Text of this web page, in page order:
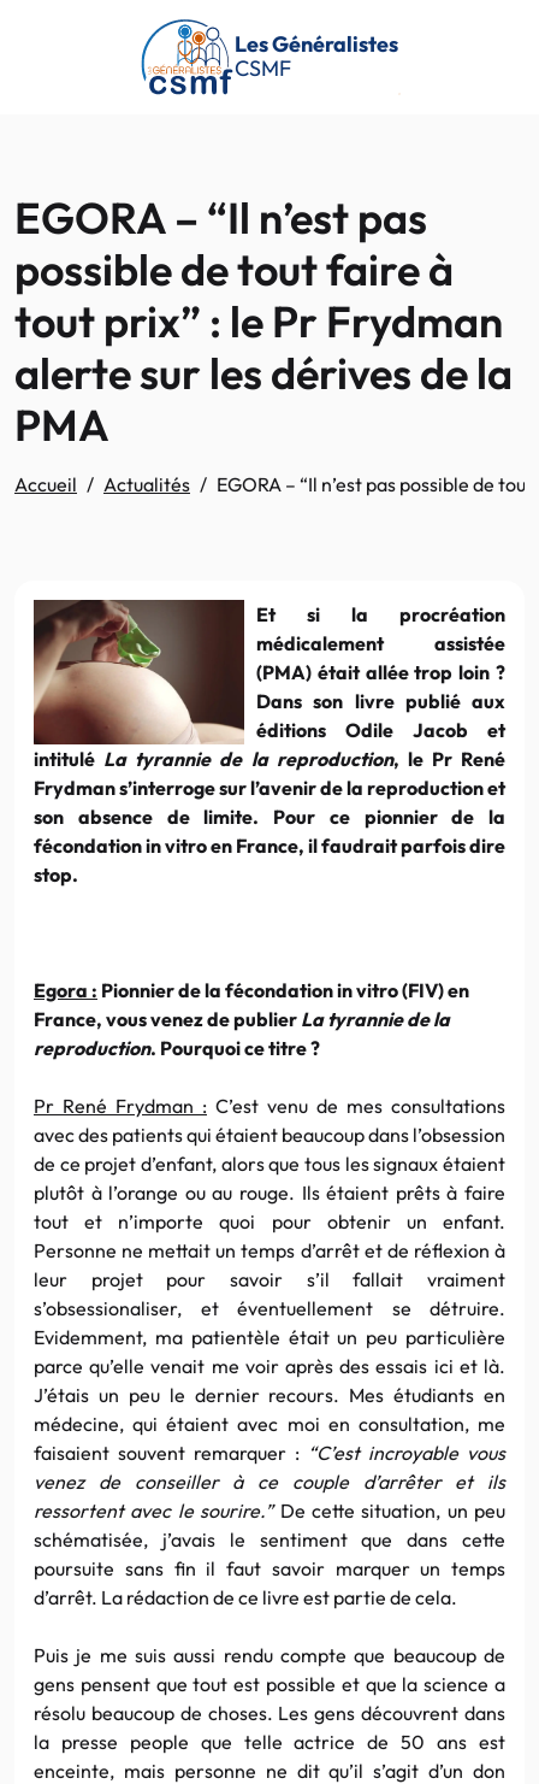
Passer au contenu principal
Les Généralistes
CSMF
EGORA – “Il n’est pas
possible de tout faire à
tout prix” : le Pr Frydman
alerte sur les dérives de la
PMA
Accueil Actualités EGORA – “Il n’est pas possible de
Et si la procréation
médicalement assistée
(PMA) était allée trop loin ?
Dans son livre publié aux
éditions Odile Jacob et
intitulé La tyrannie de la reproduction, le Pr René
Frydman s’interroge sur l’avenir de la reproduction et
son absence de limite. Pour ce pionnier de la
fécondation in vitro en France, il faudrait parfois dire
stop.
Egora : Pionnier de la fécondation in vitro (FIV) en
France, vous venez de publier La tyrannie de la
reproduction. Pourquoi ce titre ?
Pr René Frydman : C’est venu de mes consultations
avec des patients qui étaient beaucoup dans l’obsession
de ce projet d’enfant, alors que tous les signaux étaient
plutôt à l’orange ou au rouge. Ils étaient prêts à faire
tout et n’importe quoi pour obtenir un enfant.
Personne ne mettait un temps d’arrêt et de réflexion à
leur projet pour savoir s’il fallait vraiment
s’obsessionaliser, et éventuellement se détruire.
Evidemment, ma patientèle était un peu particulière
parce qu’elle venait me voir après des essais ici et là.
J’étais un peu le dernier recours. Mes étudiants en
médecine, qui étaient avec moi en consultation, me
faisaient souvent remarquer : “C’est incroyable vous
venez de conseiller à ce couple d’arrêter et ils
ressortent avec le sourire.” De cette situation, un peu
schématisée, j’avais le sentiment que dans cette
poursuite sans fin il faut savoir marquer un temps
d’arrêt. La rédaction de ce livre est partie de cela.
Puis je me suis aussi rendu compte que beaucoup de
gens pensent que tout est possible et que la science a
résolu beaucoup de choses. Les gens découvrent dans
la presse people que telle actrice de 50 ans est
enceinte, mais personne ne dit qu’il s’agit d’un don